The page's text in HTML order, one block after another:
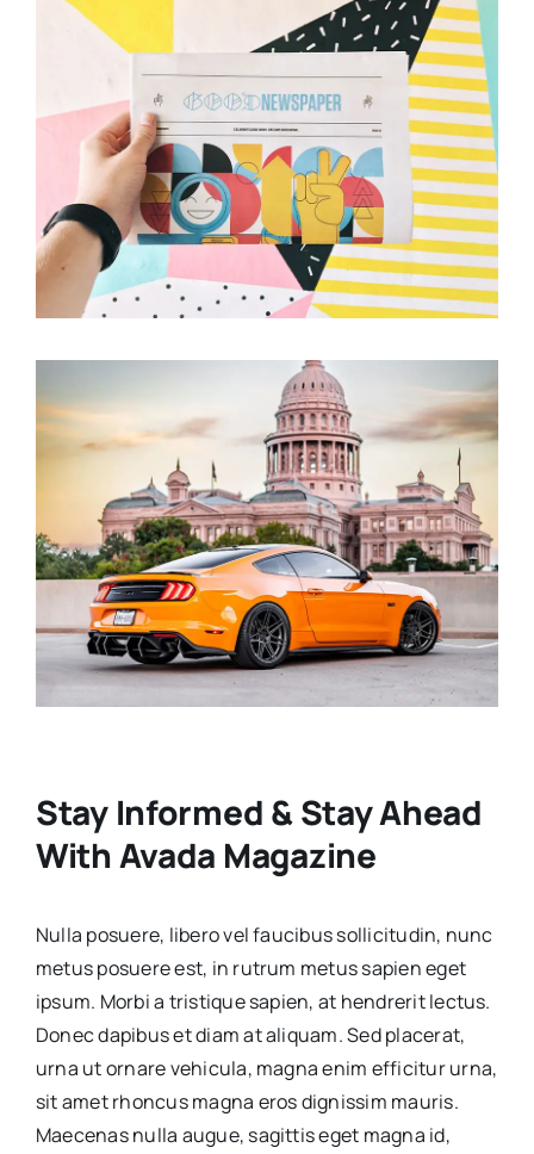
Stay Informed & Stay Ahead
With Avada Magazine
Nulla posuere, libero vel faucibus sollicitudin, nunc
metus posuere est, in rutrum metus sapien eget
ipsum. Morbi a tristique sapien, at hendrerit lectus.
Donec dapibus et diam at aliquam. Sed placerat,
urna ut ornare vehicula, magna enim efficitur urna,
sit amet rhoncus magna eros dignissim mauris.
Maecenas nulla augue, sagittis eget magna id,